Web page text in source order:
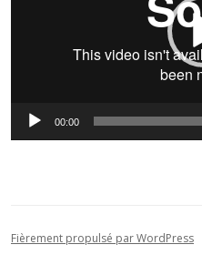
00:00
Fièrement propulsé par WordPress